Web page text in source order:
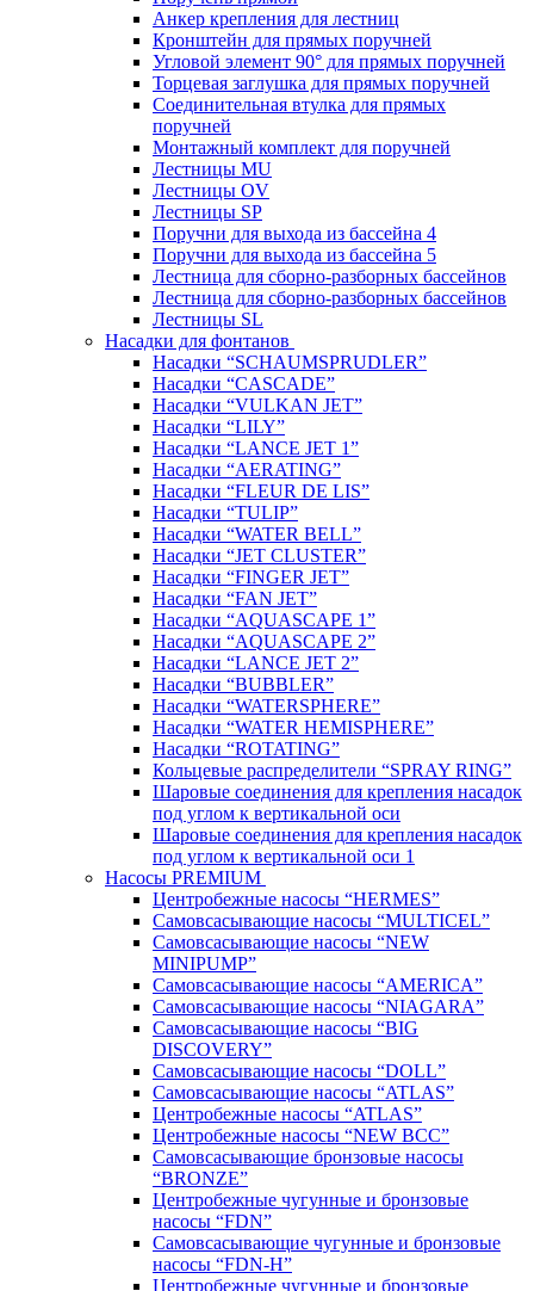
Анкер крепления для лестниц
Кронштейн для прямых поручней
Угловой элемент 90° для прямых поручней
Торцевая заглушка для прямых поручней
Соединительная втулка для прямых
поручней
Монтажный комплект для поручней
Лестницы MU
Лестницы OV
Лестницы SP
Поручни для выхода из бассейна 4
Поручни для выхода из бассейна 5
Лестница для сборно-разборных бассейнов
Лестница для сборно-разборных бассейнов
Лестницы SL
Насадки для фонтанов
Насадки “SCHAUMSPRUDLER”
Насадки “CASCADE”
Насадки “VULKAN JET”
Насадки “LILY”
Насадки “LANCE JET 1”
Насадки “AERATING”
Насадки “FLEUR DE LIS”
Насадки “TULIP”
Насадки “WATER BELL”
Насадки “JET CLUSTER”
Насадки “FINGER JET”
Насадки “FAN JET”
Насадки “AQUASCAPE 1”
Насадки “AQUASCAPE 2”
Насадки “LANCE JET 2”
Насадки “BUBBLER”
Насадки “WATERSPHERE”
Насадки “WATER HEMISPHERE”
Насадки “ROTATING”
Кольцевые распределители “SPRAY RING”
Шаровые соединения для крепления насадок
под углом к вертикальной оси
Шаровые соединения для крепления насадок
под углом к вертикальной оси 1
Насосы PREMIUM
Центробежные насосы “HERMES”
Самовсасывающие насосы “MULTICEL”
Самовсасывающие насосы “NEW
MINIPUMP”
Самовсасывающие насосы “AMERICA”
Самовсасывающие насосы “NIAGARA”
Самовсасывающие насосы “BIG
DISCOVERY”
Самовсасывающие насосы “DOLL”
Самовсасывающие насосы “ATLAS”
Центробежные насосы “ATLAS”
Центробежные насосы “NEW BCC”
Самовсасывающие бронзовые насосы
“BRONZE”
Центробежные чугунные и бронзовые
насосы “FDN”
Самовсасывающие чугунные и бронзовые
насосы “FDN-Н”
Центробежные чугунные и бронзовые